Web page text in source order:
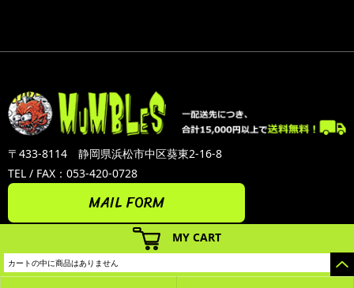
MY CART
カートの中に商品はありません
〒433-8114 静岡県浜松市中区葵東2-16-8
TEL / FAX：053-420-0728
MAIL FORM